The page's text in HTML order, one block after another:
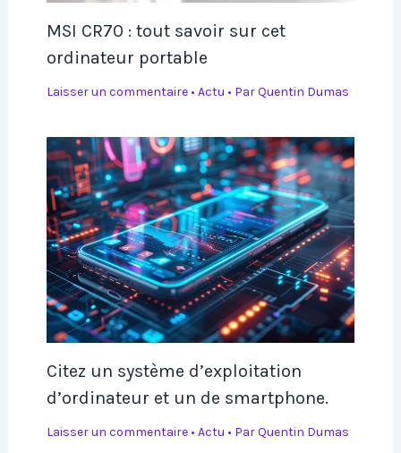
MSI CR70 : tout savoir sur cet
ordinateur portable
Laisser un commentaire • Actu • ParQuentin Dumas
Citez un système d’exploitation
d’ordinateur et un de smartphone.
Laisser un commentaire • Actu • ParQuentin Dumas